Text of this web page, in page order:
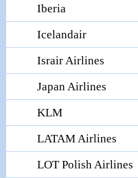
Iberia
Icelandair
Israir Airlines
Japan Airlines
KLM
LATAM Airlines
LOT Polish Airlines